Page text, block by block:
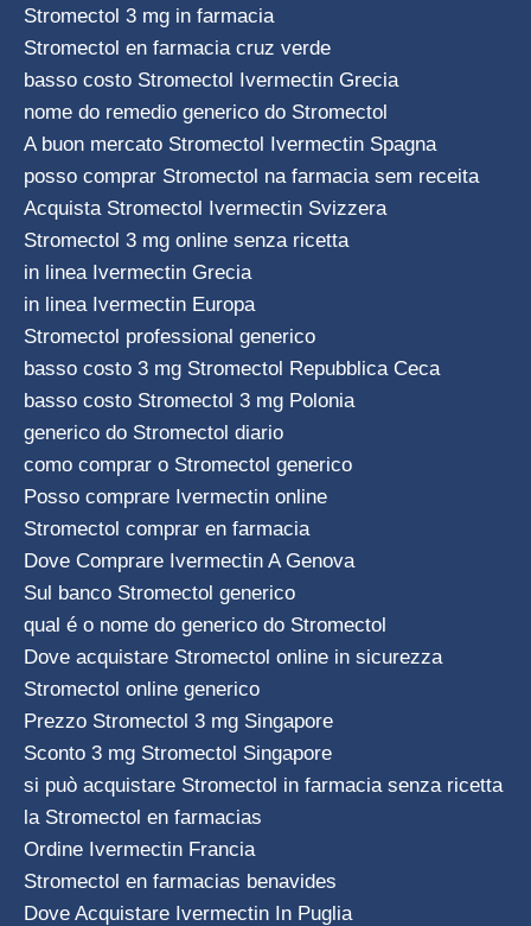
Stromectol 3 mg in farmacia
Stromectol en farmacia cruz verde
basso costo Stromectol Ivermectin Grecia
nome do remedio generico do Stromectol
A buon mercato Stromectol Ivermectin Spagna
posso comprar Stromectol na farmacia sem receita
Acquista Stromectol Ivermectin Svizzera
Stromectol 3 mg online senza ricetta
in linea Ivermectin Grecia
in linea Ivermectin Europa
Stromectol professional generico
basso costo 3 mg Stromectol Repubblica Ceca
basso costo Stromectol 3 mg Polonia
generico do Stromectol diario
como comprar o Stromectol generico
Posso comprare Ivermectin online
Stromectol comprar en farmacia
Dove Comprare Ivermectin A Genova
Sul banco Stromectol generico
qual é o nome do generico do Stromectol
Dove acquistare Stromectol online in sicurezza
Stromectol online generico
Prezzo Stromectol 3 mg Singapore
Sconto 3 mg Stromectol Singapore
si può acquistare Stromectol in farmacia senza ricetta
la Stromectol en farmacias
Ordine Ivermectin Francia
Stromectol en farmacias benavides
Dove Acquistare Ivermectin In Puglia